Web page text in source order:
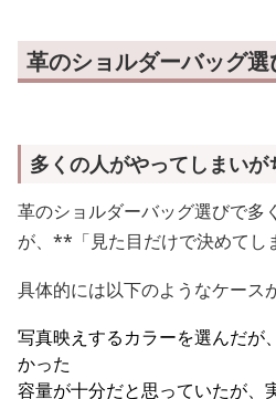
革のショルダーバッグ
多くの人がやってしまいが
革のショルダーバッグ選びで多
が、**「見た目だけで決めてし
具体的には以下のようなケース
写真映えするカラーを選んだが
かった
容量が十分だと思っていたが、